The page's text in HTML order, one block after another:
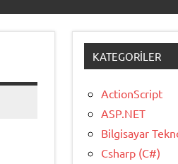
KATEGORILER
ActionScript
ASP.NET
Bilgisayar
Csharp (C#)